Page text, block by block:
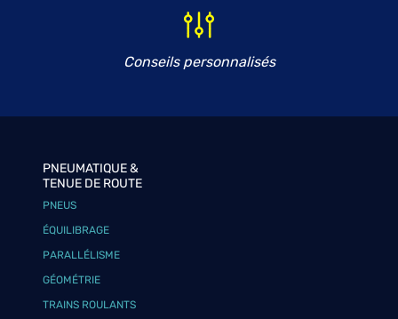
Conseils personnalisés
PNEUMATIQUE &
TENUE DE ROUTE
PNEUS
ÉQUILIBRAGE
PARALLÉLISME
GÉOMÉTRIE
TRAINS ROULANTS